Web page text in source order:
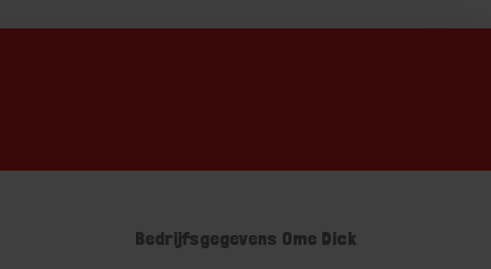
Bedrijfsgegevens Ome Dick